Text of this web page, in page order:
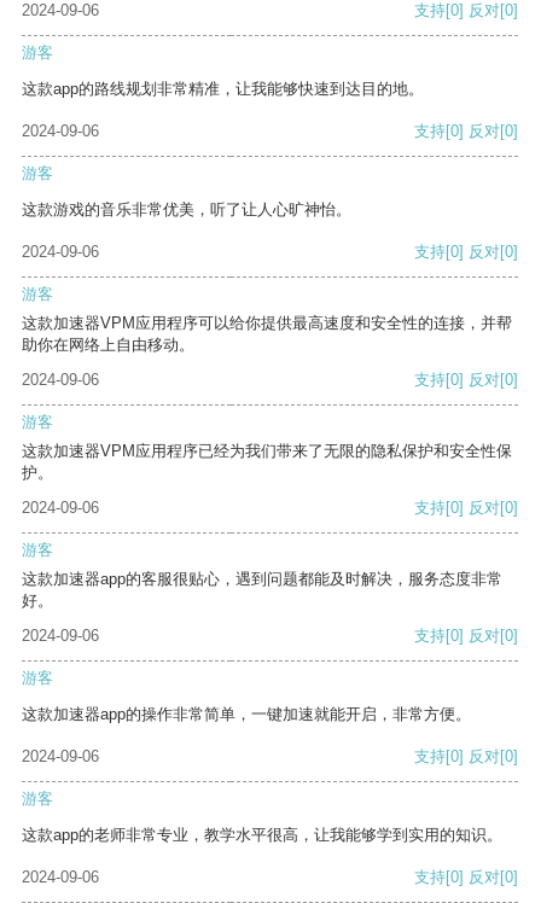
2024-09-06
支持[0] 反对[0]
游客
这款app的路线规划非常精准，让我能够快速到达目的地。
2024-09-06 支持[0] 反对[0]
游客
这款游戏的音乐非常优美，听了让人心旷神怡。
2024-09-06 支持[0] 反对[0]
游客
这款加速器VPM应用程序可以给你提供最高速度和安全性的连接，并帮
助你在网络上自由移动。
2024-09-06
支持[0] 反对[0]
游客
这款加速器VPM应用程序已经为我们带来了无限的隐私保护和安全性保
护。
2024-09-06
支持[0] 反对[0]
游客
这款加速器app的客服很贴心，遇到问题都能及时解决，服务态度非常
好。
2024-09-06
支持[0] 反对[0]
游客
这款加速器app的操作非常简单，一键加速就能开启，非常方便。
2024-09-06 支持[0] 反对[0]
游客
这款app的老师非常专业，教学水平很高，让我能够学到实用的知识。
2024-09-06 支持[0] 反对[0]